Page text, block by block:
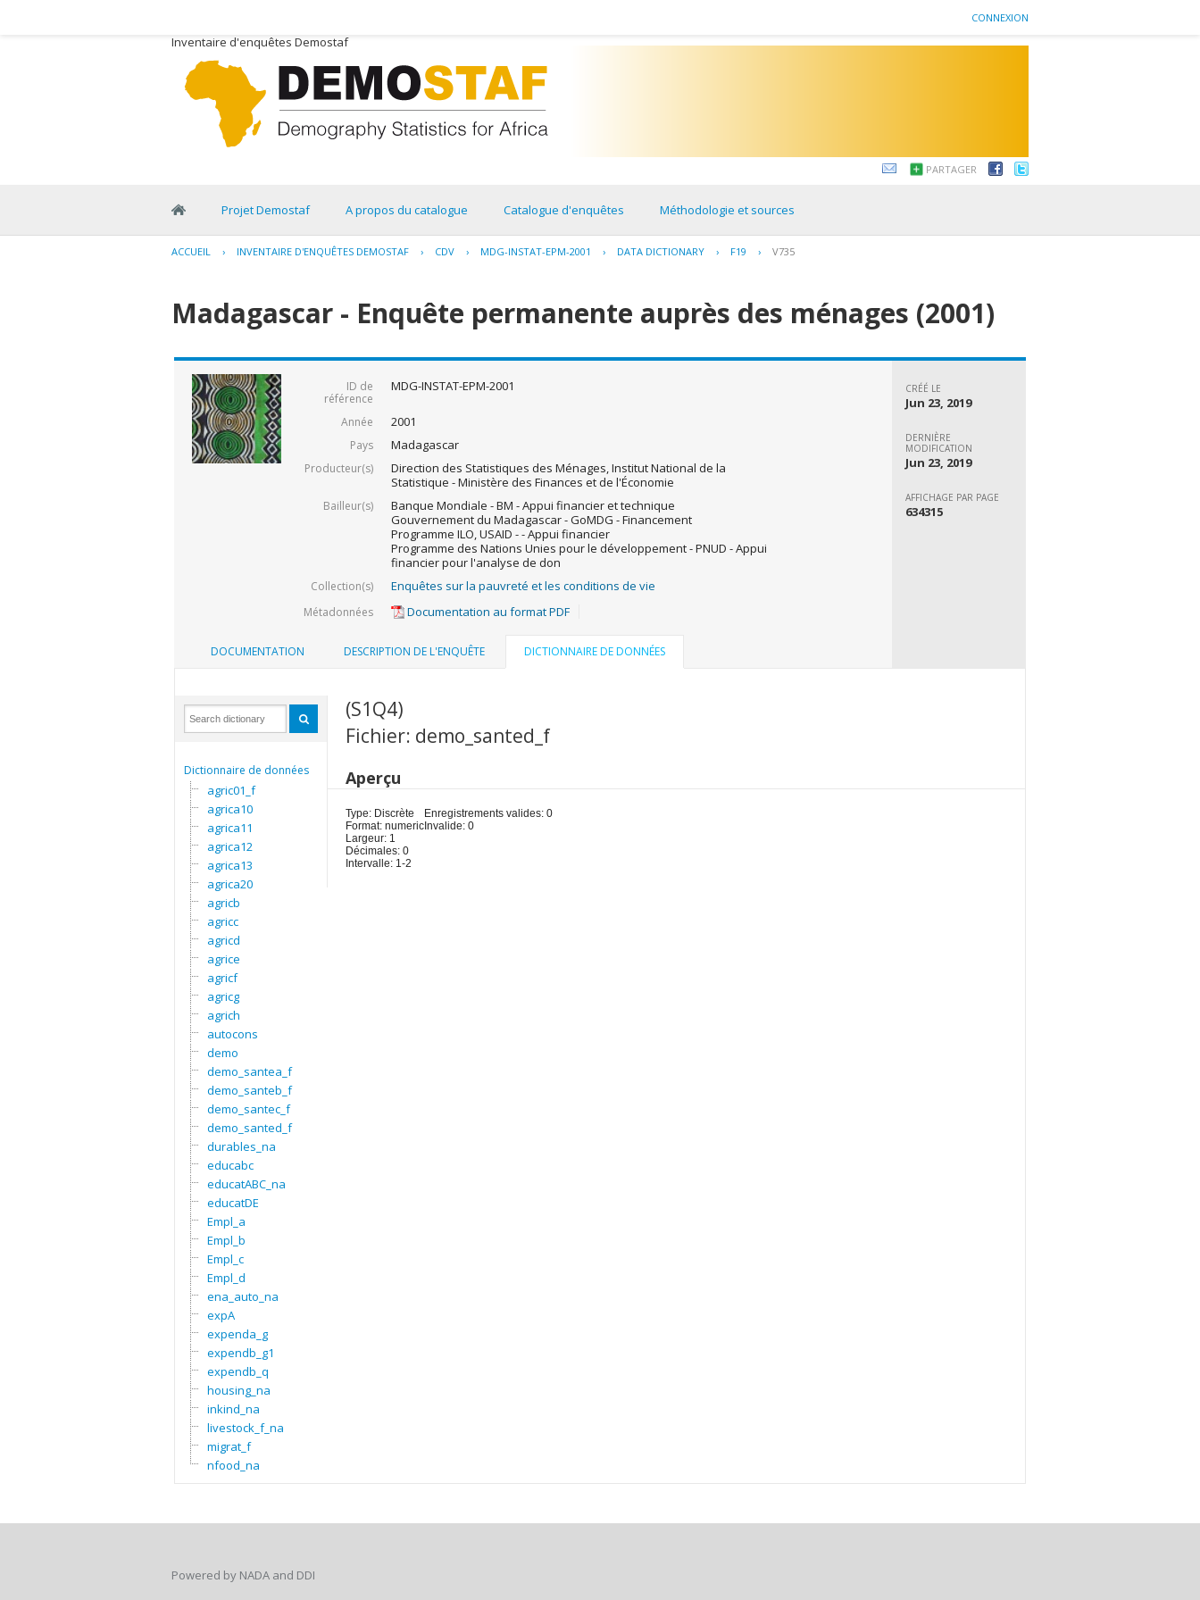
CONNEXION
Inventaire d'enquêtes Demostaf
PARTAGER
Projet Demostaf A propos du catalogue Catalogue d'enquêtes Méthodologie et sources
ACCUEIL › INVENTAIRE D'ENQUÊTES DEMOSTAF › CDV › MDG-INSTAT-EPM-2001 › DATA DICTIONARY › F19 › V735
Madagascar - Enquête permanente auprès des ménages (2001)
ID de
référence
MDG-INSTAT-EPM-2001
Année 2001
Pays Madagascar
Producteur(s)
Direction des Statistiques des Ménages, Institut National de la
Statistique - Ministère des Finances et de l'Économie
Bailleur(s)
Banque Mondiale - BM - Appui financier et technique
Gouvernement du Madagascar - GoMDG - Financement
Programme ILO, USAID - - Appui financier
Programme des Nations Unies pour le développement - PNUD - Appui
financier pour l'analyse de don
Collection(s) Enquêtes sur la pauvreté et les conditions de vie
Métadonnées Documentation au format PDF
CRÉÉ LE
Jun 23, 2019
DERNIÈRE
MODIFICATION
Jun 23, 2019
AFFICHAGE PAR PAGE
634315
DOCUMENTATION DESCRIPTION DE L'ENQUÊTE DICTIONNAIRE DE DONNÉES
Dictionnaire de données
agric01_f
agrica10
agrica11
agrica12
agrica13
agrica20
agricb
agricc
agricd
agrice
agricf
agricg
agrich
autocons
demo
demo_santea_f
demo_santeb_f
demo_santec_f
demo_santed_f
durables_na
educabc
educatABC_na
educatDE
Empl_a
Empl_b
Empl_c
Empl_d
ena_auto_na
expA
expenda_g
expendb_g1
expendb_q
housing_na
inkind_na
livestock_f_na
migrat_f
nfood_na
(S1Q4)
Fichier: demo_santed_f
Aperçu
Type: Discrète
Format: numeric
Largeur: 1
Décimales: 0
Intervalle: 1-2
Enregistrements valides: 0
Invalide: 0
Powered by NADA and DDI